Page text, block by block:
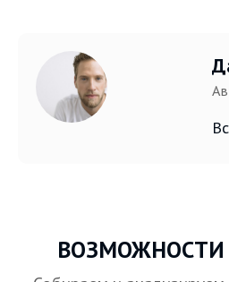
ВОЗМОЖНОСТИ